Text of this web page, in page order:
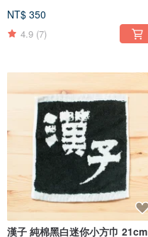
NT$ 350
4.9 (7)
漢子 純棉黑白迷你小方巾 21cm